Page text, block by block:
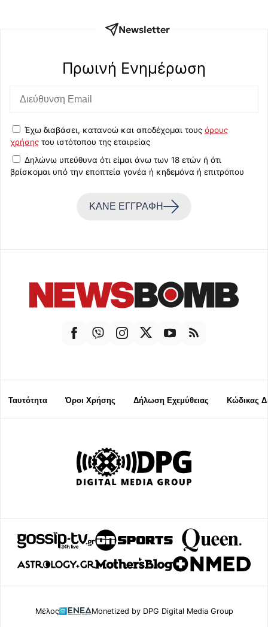
Newsletter
Πρωινή Eνημέρωση
Έχω διαβάσει, κατανοώ και αποδέχομαι τους όρους
χρήσης του ιστότοπου της εταιρείας
Δηλώνω υπεύθυνα ότι είμαι άνω των 18 ετών ή ότι
βρίσκομαι υπό την εποπτεία γονέα ή κηδεμόνα ή επιτρόπου
ΚΑΝΕ ΕΓΓΡΑΦΗ
Ταυτότητα Όροι Χρήσης Δήλωση Εχεμύθειας Κώδικας
Μέλος Monetized by DPG Digital Media Group